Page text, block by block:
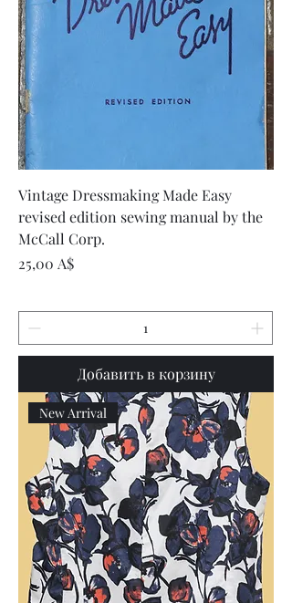
Vintage Dressmaking Made Easy
revised edition sewing manual by the
McCall Corp.
Цена
25,00 A$
Добавить в корзину
New Arrival